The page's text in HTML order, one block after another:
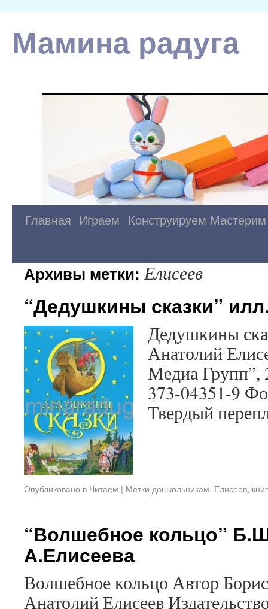
Мамина радуга
Главная Играем Конструируем Мастерим
Архивы метки:Елисеев
“Дедушкины сказки”
Дедушкины
Анатолий
Медиа Групп”,
373-04351-9
Твердый
Опубликовано в Читаем | Метки дошкольникам, Елисеев,
“Волшебное кольцо”
А.Елисеева
Волшебное кольцо Автор
Анатолий Елисеев